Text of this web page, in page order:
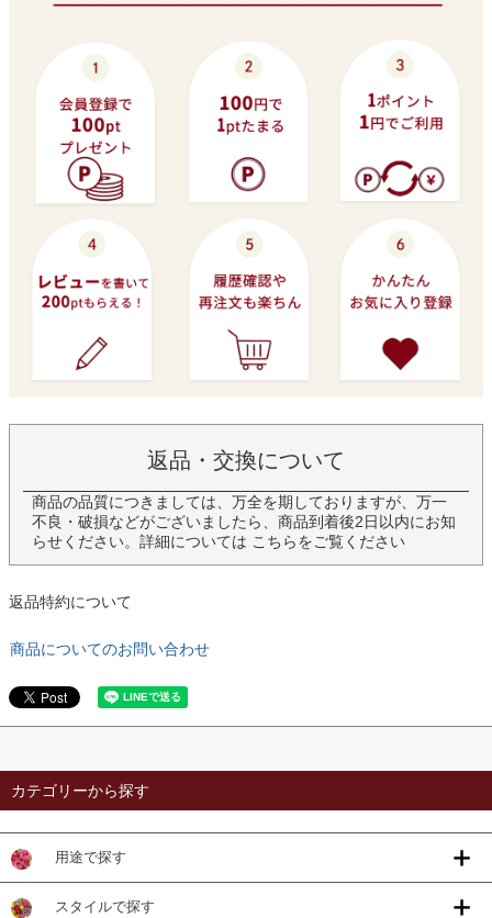
返品・交換について
商品の品質につきましては、万全を期しておりますが、万一
不良・破損などがございましたら、商品到着後2日以内にお知
らせください。詳細については こちらをご覧ください
返品特約について
商品についてのお問い合わせ
カテゴリーから探す
用途で探す
スタイルで探す